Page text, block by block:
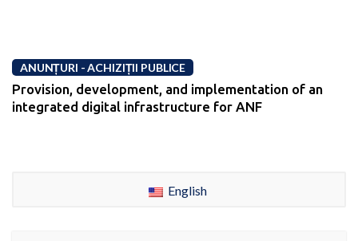
ANUNȚURI - ACHIZIȚII PUBLICE
Provision, development, and implementation of an
integrated digital infrastructure for ANF
English